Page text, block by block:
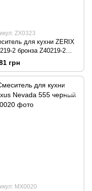
ZX0323
для кухни ZERIX
2 бронза Z40219-2
грн
MX0020